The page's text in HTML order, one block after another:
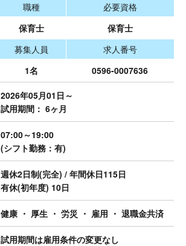
職種
必要資格
保育士
保育士
募集人員
求人番号
1名 0596-0007636
2026年05月01日～
試用期間： 6ヶ月
07:00～19:00
(シフト勤務：有)
週休2日制(完全) / 年間休日115日
有休(初年度) 10日
健康 ・ 厚生 ・ 労災 ・ 雇用 ・ 退職金共済
試用期間は雇用条件の変更なし